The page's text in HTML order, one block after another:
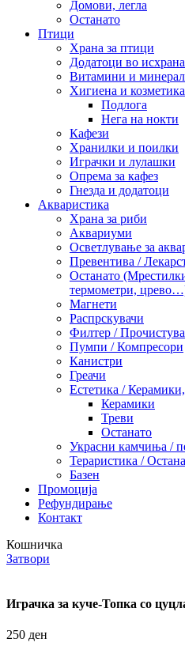
Домови, легла
Останато
Птици
Храна за птици
Додатоци во исхрана
Витамини и
Хигиена и козметика
Подлога
Нега на нокти
Кафези
Хранилки и поилки
Играчки и лулашки
Опрема за кафез
Гнезда и додатоци
Акваристика
Храна за риби
Аквариуми
Осветлување за
Превентива /
Останато
термометри,
Магнети
Распрскувачи
Филтер /
Пумпи / Компресори
Канистри
Греачи
Естетика /
Керамики
Треви
Останато
Украсни камчиња /
Тераристика /
Базен
Промоција
Рефундирање
Контакт
Кошничка
Затвори
Играчка за куче-Топка со
250 ден